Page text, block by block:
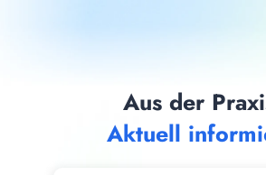
Aus der
Aktuell